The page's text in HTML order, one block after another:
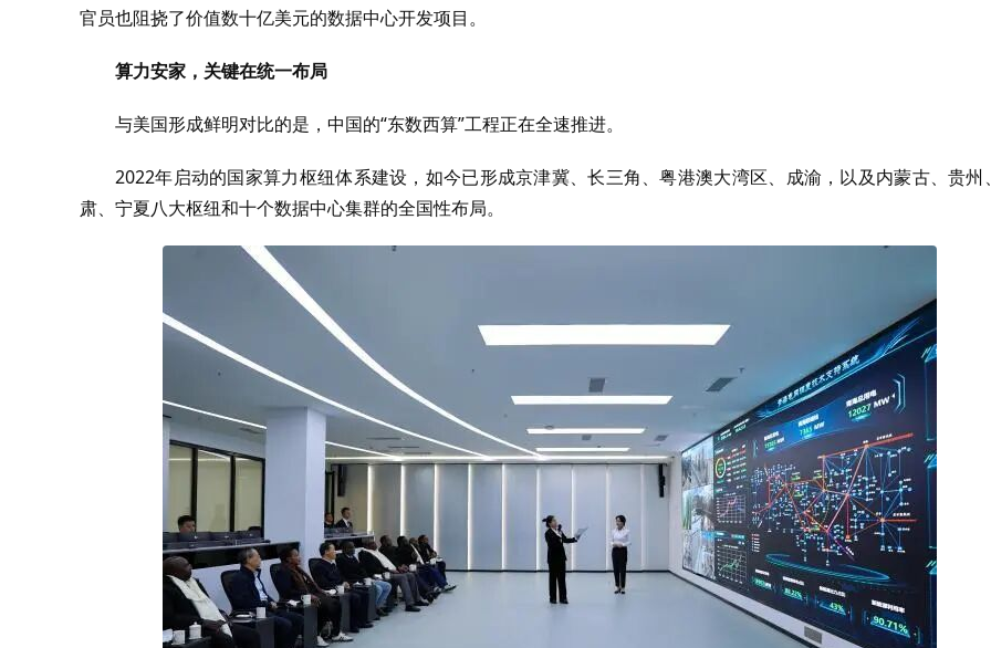
官员也阻挠了价值数十亿美元的数据中心开发项目。
算力安家，关键在统一布局
与美国形成鲜明对比的是，中国的“东数西算”工程正在全速推进。
2022年启动的国家算力枢纽体系建设，如今已形成京津冀、长三角、粤港澳大湾区、成渝，以及内蒙古、贵州
肃、宁夏八大枢纽和十个数据中心集群的全国性布局。